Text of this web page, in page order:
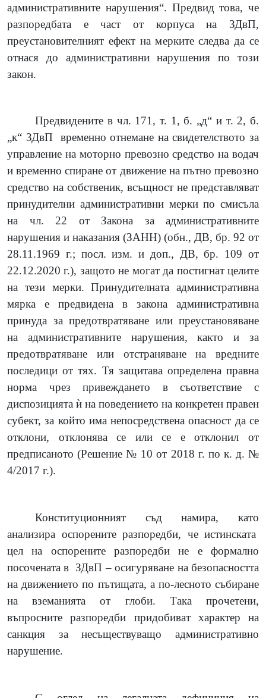
административните нарушения“. Предвид това, че
разпоредбата е част от корпуса на ЗДвП,
преустановителният ефект на мерките следва да се
отнася до административни нарушения по този
закон.
Предвидените в чл. 171, т. 1, б. „д“ и т. 2, б.
„к“ ЗДвП
временно отнемане на свидетелството за
управление на моторно превозно средство на водач
и временно спиране от движение на пътно превозно
средство на собственик, всъщност не представляват
принудителни административни мерки по смисъла
на чл. 22 от Закона за административните
нарушения и наказания (ЗАНН) (обн., ДВ, бр. 92 от
28.11.1969 г.; посл. изм. и доп., ДВ, бр. 109 от
22.12.2020 г.), защото не могат да постигнат целите
на тези мерки. Принудителната административна
мярка е предвидена в закона административна
принуда за предотвратяване или преустановяване
на административните нарушения, както и за
предотвратяване или отстраняване на вредните
последици от тях. Тя защитава определена правна
норма чрез привеждането в съответствие с
диспозицията ѝ на поведението на конкретен правен
субект, за който има непосредствена опасност да се
отклони, отклонява се или се е отклонил от
предписаното (Решение № 10 от 2018 г. по к. д. №
4/2017 г.).
Конституционният съд намира, като
анализира оспорените разпоредби, че истинската
цел на оспорените разпоредби не е формално
посочената в ЗДвП – осигуряване на безопасността
на движението по пътищата, а по-лесното събиране
на вземанията от глоби. Така прочетени,
въпросните разпоредби придобиват характер на
санкция за несъществуващо административно
нарушение.